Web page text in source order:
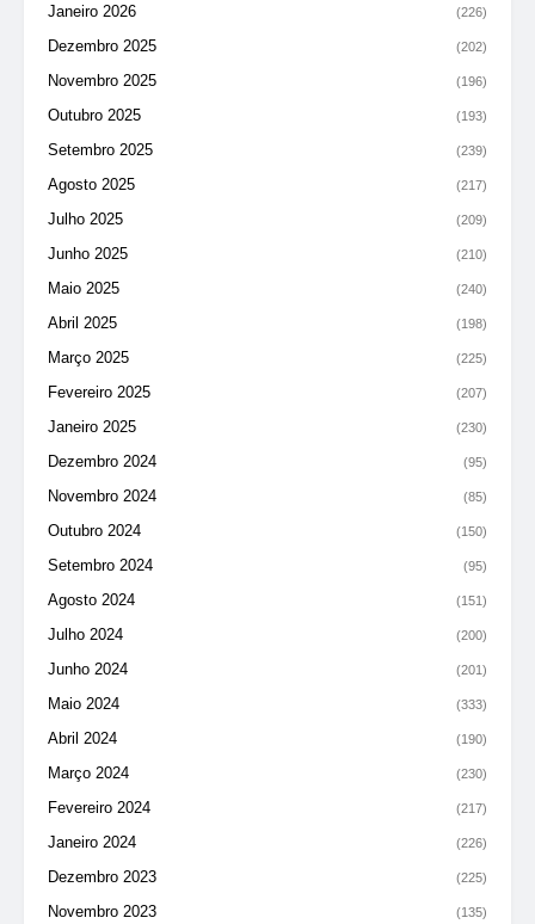
Janeiro 2026 (226)
Dezembro 2025 (202)
Novembro 2025 (196)
Outubro 2025 (193)
Setembro 2025 (239)
Agosto 2025 (217)
Julho 2025 (209)
Junho 2025 (210)
Maio 2025 (240)
Abril 2025 (198)
Março 2025 (225)
Fevereiro 2025 (207)
Janeiro 2025 (230)
Dezembro 2024 (95)
Novembro 2024 (85)
Outubro 2024 (150)
Setembro 2024 (95)
Agosto 2024 (151)
Julho 2024 (200)
Junho 2024 (201)
Maio 2024 (333)
Abril 2024 (190)
Março 2024 (230)
Fevereiro 2024 (217)
Janeiro 2024 (226)
Dezembro 2023 (225)
Novembro 2023 (135)